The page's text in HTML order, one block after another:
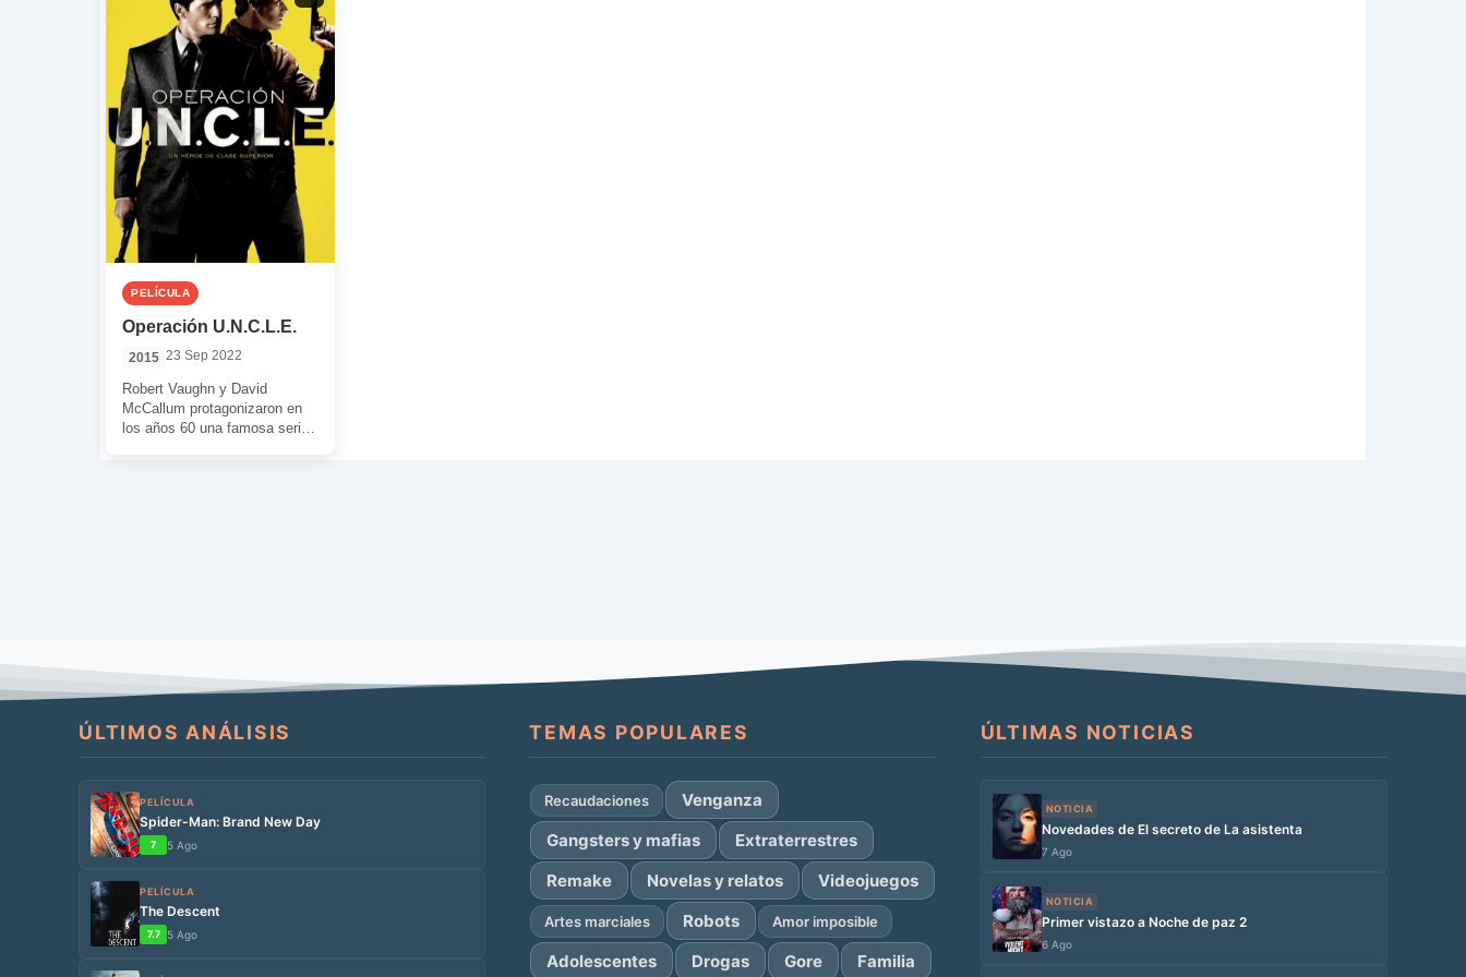
PELÍCULA
Operación U.N.C.L.E.
2015 23 Sep 2022
Robert Vaughn y David
McCallum protagonizaron en
los años 60 una famosa serie
ÚLTIMOS ANÁLISIS
PELÍCULA
Spider-Man: Brand New Day
7 5 Ago
PELÍCULA
The Descent
7.7 5 Ago
TEMAS POPULARES
Recaudaciones
Venganza
Gangsters y mafias
Extraterrestres
Remake
Novelas y relatos Videojuegos
Artes marciales Robots Amor imposible
Adolescentes Drogas Gore Familia
ÚLTIMAS NOTICIAS
NOTICIA
Novedades de El secreto de La asistenta
7 Ago
NOTICIA
Primer vistazo a Noche de paz 2
6 Ago